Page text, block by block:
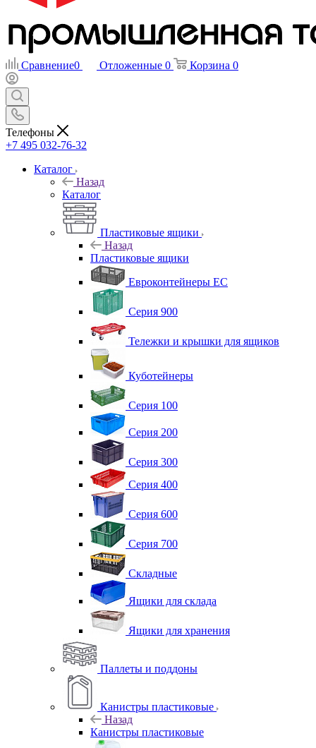
Сравнение0 Отложенные 0 Корзина 0
Телефоны
+7 495 032-76-32
Каталог
Назад
Каталог
Пластиковые ящики
Назад
Пластиковые ящики
Евроконтейнеры ЕС
Серия 900
Тележки и крышки для ящиков
Куботейнеры
Серия 100
Серия 200
Серия 300
Серия 400
Серия 600
Серия 700
Складные
Ящики для склада
Ящики для хранения
Паллеты и поддоны
Канистры пластиковые
Назад
Канистры пластиковые